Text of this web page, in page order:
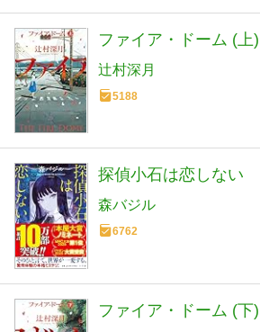
ファイア・ドーム (上)
辻村深月
5188
探偵小石は恋しない
森バジル
6762
ファイア・ドーム (下)